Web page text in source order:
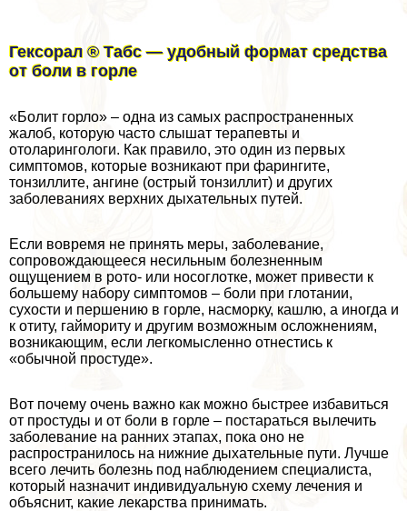
Гексорал ® Табс — удобный формат средства
от боли в горле
«Болит горло» – одна из самых распространенных
жалоб, которую часто слышат терапевты и
отоларингологи. Как правило, это один из первых
симптомов, которые возникают при фарингите,
тонзиллите, ангине (острый тонзиллит) и других
заболеваниях верхних дыхательных путей.
Если вовремя не принять меры, заболевание,
сопровождающееся несильным болезненным
ощущением в рото- или носоглотке, может привести к
большему набору симптомов – боли при глотании,
сухости и першению в горле, насморку, кашлю, а иногда и
к отиту, гаймориту и другим возможным осложнениям,
возникающим, если легкомысленно отнестись к
«обычной простуде».
Вот почему очень важно как можно быстрее избавиться
от простуды и от боли в горле – постараться вылечить
заболевание на ранних этапах, пока оно не
распространилось на нижние дыхательные пути. Лучше
всего лечить болезнь под наблюдением специалиста,
который назначит индивидуальную схему лечения и
объяснит, какие лекарства принимать.